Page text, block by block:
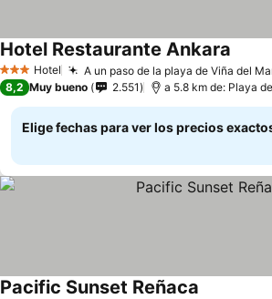
3 Estrellas
Hotel A un paso de la playa de Viña del
Hotel Restaurante Ankara
8,2 Muy bueno 2.551 a 5.8 km de: Playa
Elige fechas para ver los precios
Pacific Sunset Reñaca